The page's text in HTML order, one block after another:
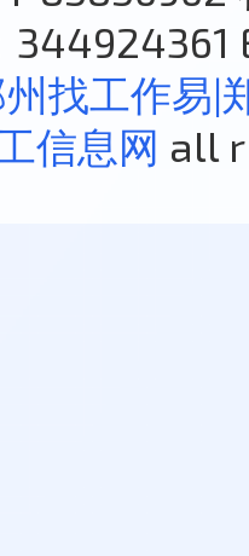
344924361
找工作易|
信息网 all